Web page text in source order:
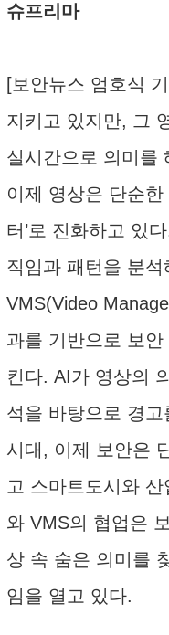
슈프리마
[보안뉴스 엄호식
지키고 있지만, 그
실시간으로 의미를
이제 영상은 단순한
터’로 진화하고 있
직임과 패턴을 분
VMS(Video
과를 기반으로 보안
킨다. AI가 영상의
석을 바탕으로 경
시대, 이제 보안은
고 스마트도시와
와 VMS의 협업은
상 속 숨은 의미를
임을 열고 있다.